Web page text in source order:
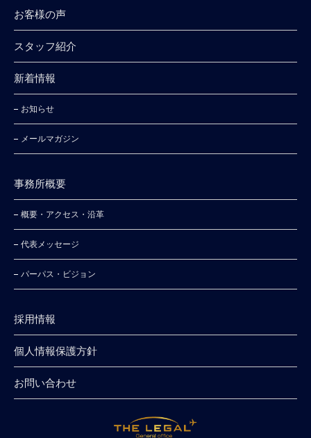
お客様の声
スタッフ紹介
新着情報
お知らせ
メールマガジン
事務所概要
概要・アクセス・沿⾰
代表メッセージ
パーパス・ビジョン
採⽤情報
個⼈情報保護⽅針
お問い合わせ